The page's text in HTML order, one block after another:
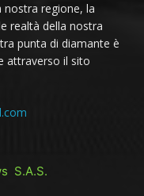
regione, la
realtà della nostra
punta di diamante è
attraverso il sito
S.A.S.